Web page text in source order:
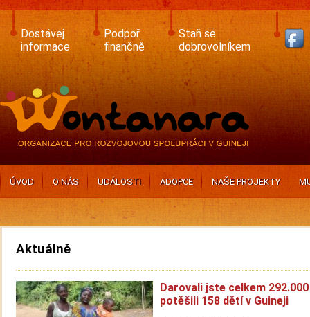
Skip
main
content
Dostávej
informace
Podpoř
finančně
Staň se
dobrovolníkem
ÚVOD O NÁS UDÁLOSTI ADOPCE NAŠE PROJEKTY
Aktuálně
Darovali jste celkem 292.000
potěšili 158 dětí v Guineji